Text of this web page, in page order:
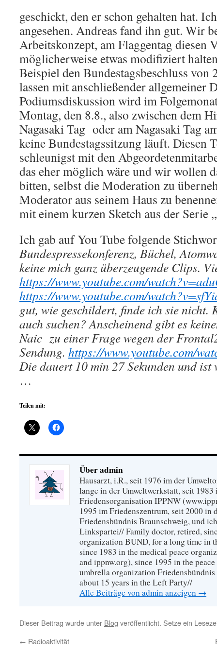
geschickt, den er schon gehalten hat.
angesehen. Andreas fand ihn gut. Wir
Arbeitskonzept, am Flaggentag diesen
möglicherweise etwas modifiziert
Beispiel den Bundestagsbeschluss von
lassen mit anschließender allgemeiner
Podiumsdiskussion wird im
Montag, den 8.8., also zwischen dem
Nagasaki Tag oder am Nagasaki Tag
keine Bundestagssitzung läuft. Diesen
schleunigst mit den
das eher möglich wäre und wir wollen
bitten, selbst die Moderation zu
Moderator aus seinem Haus zu
mit einem kurzen Sketch aus der Serie
Ich gab auf You Tube folgende
Bundespressekonferenz, Büchel,
keine mich ganz überzeugende Clips.
https://www.youtube.com/
https://www.youtube.com/
gut, wie geschildert, finde ich sie nicht.
auch suchen? Anscheinend gibt es
Naic zu einer Frage wegen der
Sendung. https://www.youtube.com/
Die dauert 10 min 27 Sekunden und ist
…
Teilen mit:
Über admin
Hausarzt, i.R., seit 1976 im der
lange in der Umweltwerkstatt, seit
Friedensorganisation IPPNW
1995 im Friedenszentrum, seit 2000 in
Friedensbündnis Braunschweig, und
Linkspartei// Family doctor, retired,
organization BUND, for a long time in
since 1983 in the medical peace
and ippnw.org), since 1995 in the
umbrella organization
about 15 years in the Left Party//
Alle Beiträge von admin anzeigen →
Dieser Beitrag wurde unter Blog veröffentlicht. Setze ein
← Radioaktivität